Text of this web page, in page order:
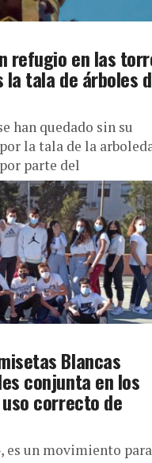
refugio en las
tala de árboles
han quedado sin su
la tala de la
parte del
Blancas
conjunta en los
correcto de
es un movimiento para